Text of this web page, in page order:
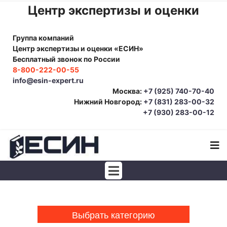
Центр экспертизы и оценки
Группа компаний
Центр экспертизы и оценки «ЕСИН»
Бесплатный звонок по России
8-800-222-00-55
info@esin-expert.ru
Москва: +7 (925) 740-70-40
Нижний Новгород: +7 (831) 283-00-32
+7 (930) 283-00-12
Товароведческая экспертиза
Выбрать категорию